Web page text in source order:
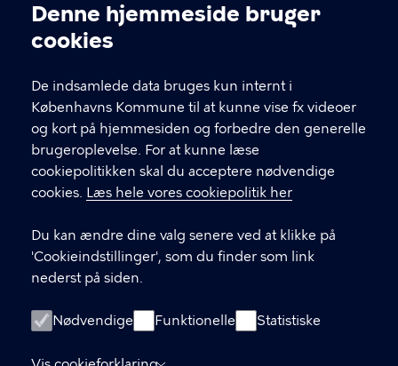
Cookieindstillinger
Denne hjemmeside bruger
cookies
De indsamlede data bruges kun internt i
Københavns Kommune til at kunne vise fx videoer
og kort på hjemmesiden og forbedre den generelle
brugeroplevelse. For at kunne læse
cookiepolitikken skal du acceptere nødvendige
cookies. Læs hele vores cookiepolitik her
Du kan ændre dine valg senere ved at klikke på
'Cookieindstillinger', som du finder som link
nederst på siden.
Nødvendige Funktionelle Statistiske
Kontakt Københavns Kommune
T
fFind andre kontakter her
CVR-nummer64942212
GENVEJE
Digital Post
Databeskyttelse
Tilgængelighedserklæring